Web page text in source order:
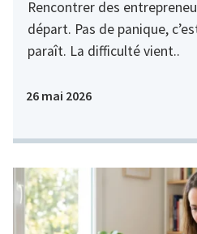
Rencontrer des
départ. Pas de panique,
paraît. La difficulté vient..
26 mai 2026